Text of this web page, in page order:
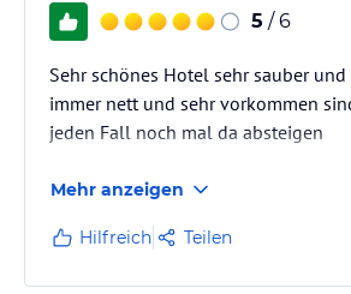
5 / 6
Sehr schönes Hotel sehr sauber
immer nett und sehr vorkommen
jeden Fall noch mal da absteigen
Mehr anzeigen
Hilfreich Teilen